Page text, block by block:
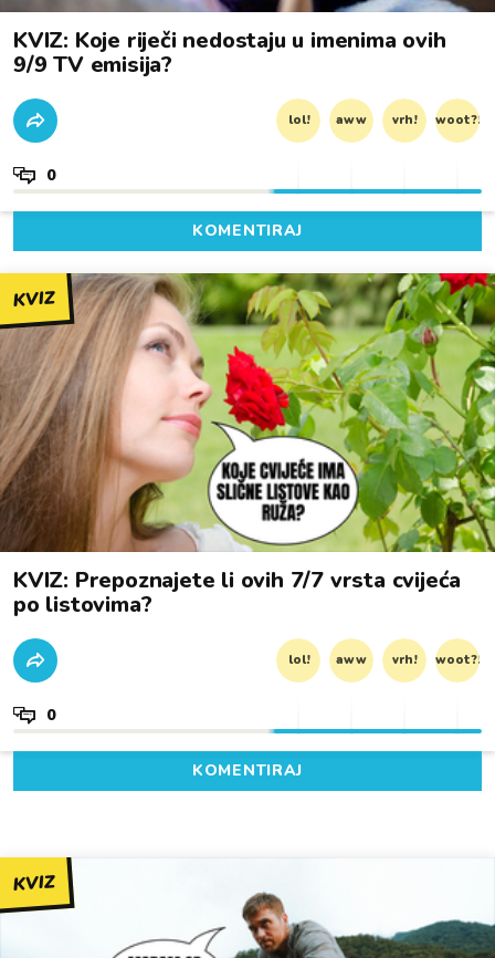
KVIZ: Koje riječi nedostaju u imenima ovih
9/9 TV emisija?
lol! aww vrh! woot?!
0
KOMENTIRAJ
KVIZ
KVIZ: Prepoznajete li ovih 7/7 vrsta cvijeća
po listovima?
lol! aww vrh! woot?!
0
KOMENTIRAJ
KVIZ